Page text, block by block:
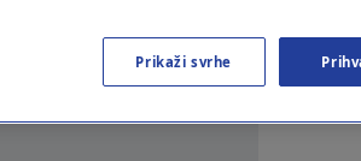
Prikaži svrhe